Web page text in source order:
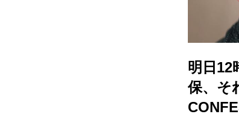
明日12
保、そ